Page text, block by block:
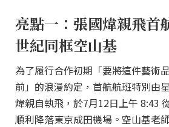
亮點一：張國煒親飛首
世紀同框空山基
為了履行合作初期「要將這件藝術
前」的浪漫約定，首航航班特別由
煒親自執飛，於7月12日上午 8:43
順利降落東京成田機場。空山基老